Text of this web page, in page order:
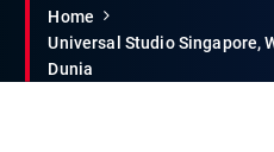
Home
Universal Studio Singapore,
Dunia